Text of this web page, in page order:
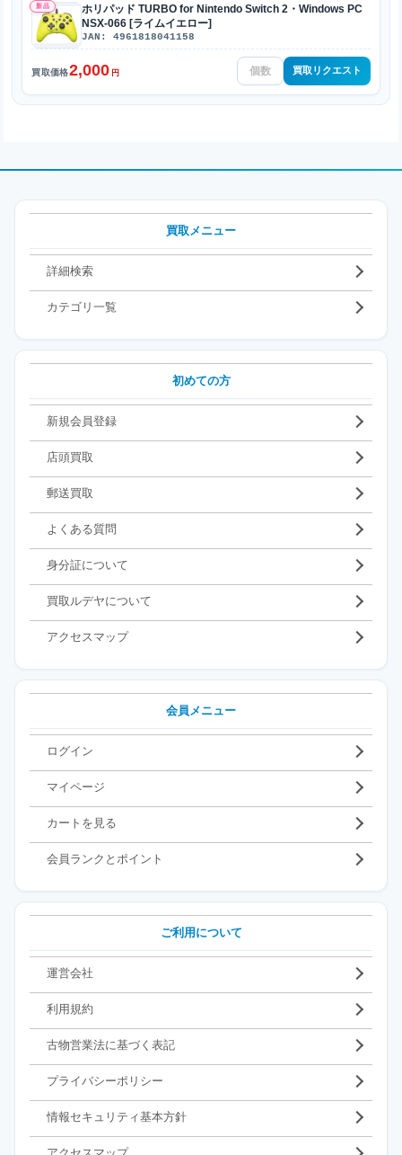
新品
ホリパッド TURBO for Nintendo Switch 2・Windows PC
NSX-066 [ライムイエロー]
JAN: 4961818041158
買取価格2,000 円 買取リクエスト
買取メニュー
詳細検索
カテゴリ一覧
初めての方
新規会員登録
店頭買取
郵送買取
よくある質問
身分証について
買取ルデヤについて
アクセスマップ
会員メニュー
ログイン
マイページ
カートを見る
会員ランクとポイント
ご利用について
運営会社
利用規約
古物営業法に基づく表記
プライバシーポリシー
情報セキュリティ基本方針